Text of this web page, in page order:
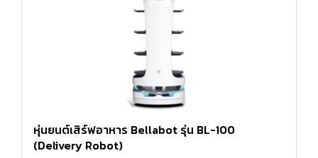
หุ่นยนต์เสิร์ฟอาหาร Bellabot รุ่น BL-100
(Delivery Robot)